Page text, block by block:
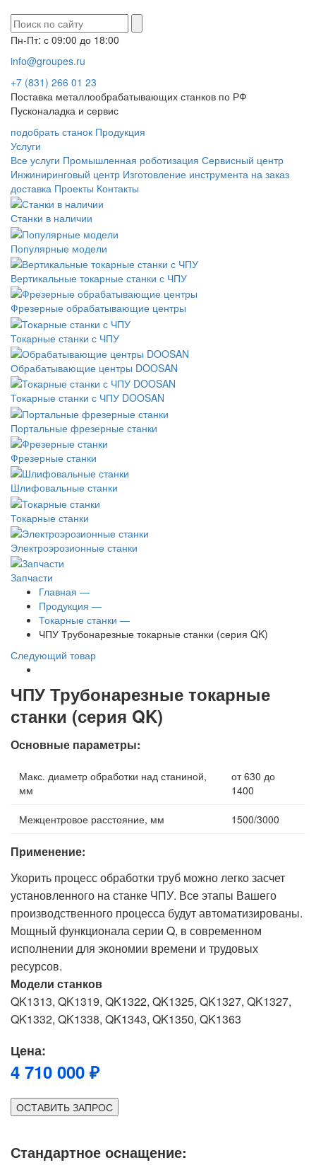
Пн-Пт: с 09:00 до 18:00
info@groupes.ru
+7 (831) 266 01 23
Поставка металлообрабатывающих станков по РФ
Пусконаладка и сервис
подобрать станок Продукция
Услуги
Все услуги Промышленная роботизация Сервисный центр
Инжиниринговый центр Изготовление инструмента на заказ
доставка Проекты Контакты
Станки в наличии
Популярные модели
Вертикальные токарные станки с ЧПУ
Фрезерные обрабатывающие центры
Токарные станки с ЧПУ
Обрабатывающие центры DOOSAN
Токарные станки с ЧПУ DOOSAN
Портальные фрезерные станки
Фрезерные станки
Шлифовальные станки
Токарные станки
Электроэрозионные станки
Запчасти
Главная —
Продукция —
Токарные станки —
ЧПУ Трубонарезные токарные станки (серия QK)
Следующий товар
ЧПУ Трубонарезные токарные
станки (серия QK)
Основные параметры:
Макс. диаметр обработки над станиной,
мм
от 630 до
1400
Межцентровое расстояние, мм 1500/3000
Применение:
Укорить процесс обработки труб можно легко засчет
установленного на станке ЧПУ. Все этапы Вашего
производственного процесса будут автоматизированы.
Мощный функционала серии Q, в современном
исполнении для экономии времени и трудовых
ресурсов.
Модели станков
QK1313, QK1319, QK1322, QK1325, QK1327, QK1327,
QK1332, QK1338, QK1343, QK1350, QK1363
Цена:
4 710 000 ₽
ОСТАВИТЬ ЗАПРОС
Стандартное оснащение: